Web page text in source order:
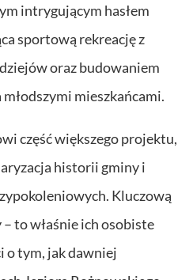
intrygującym hasłem
sportową rekreację z
oraz budowaniem
mieszkańcami.
część większego projektu,
historii gminy i
Kluczową
to właśnie ich osobiste
o tym, jak dawniej